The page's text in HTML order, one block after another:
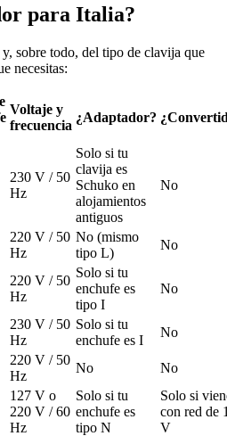
para Italia?
sobre todo, del tipo de clavija que
necesitas:
Voltaje y
frecuencia
¿Adaptador?
230 V / 50
Hz
Solo si tu
clavija es
Schuko en
alojamientos
antiguos
No
220 V / 50
Hz
No (mismo
tipo L)
No
220 V / 50
Hz
Solo si tu
enchufe es
tipo I
No
230 V / 50
Hz
Solo si tu
enchufe es I
No
220 V / 50
Hz
No No
127 V o
220 V / 60
Hz
Solo si tu
enchufe es
tipo N
Solo si
con red de
V